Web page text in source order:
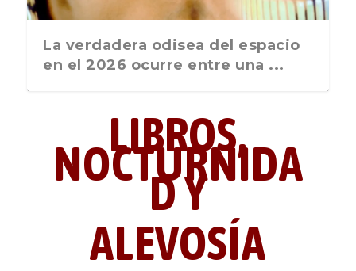
La última postal de la temporada
nos recuerda que nos vamos ...
La verdadera odisea del espacio
en el 2026 ocurre entre una ...
LIBROS,
NOCTURNIDA
D Y
ALEVOSÍA